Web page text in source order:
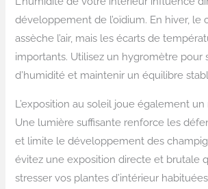
développement de l’oïdium. En hiver, le
assèche l’air, mais les écarts de
importants. Utilisez un hygromètre pour
d’humidité et maintenir un équilibre
L’exposition au soleil joue également
Une lumière suffisante renforce les
et limite le développement des
évitez une exposition directe et brutale
stresser vos plantes d’intérieur